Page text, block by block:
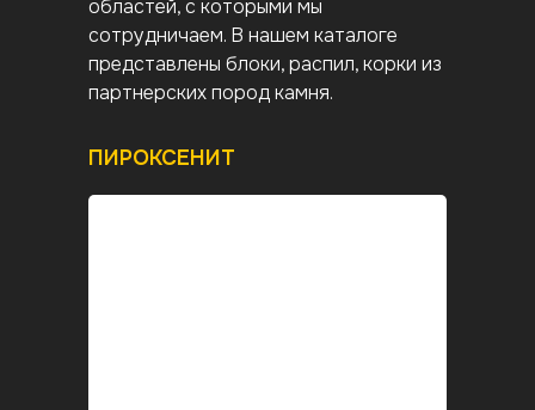
ПИРОКСЕНИТ
областей, с которыми мы
сотрудничаем. В нашем каталоге
представлены блоки, распил, корки из
партнерских пород камня.